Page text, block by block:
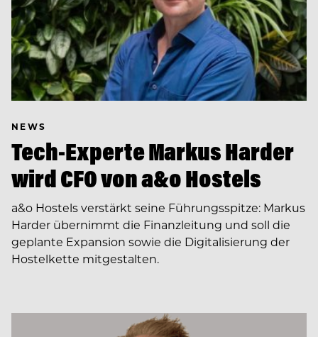
NEWS
Tech-Experte Markus Harder
wird CFO von a&o Hostels
a&o Hostels verstärkt seine Führungsspitze: Markus
Harder übernimmt die Finanzleitung und soll die
geplante Expansion sowie die Digitalisierung der
Hostelkette mitgestalten.